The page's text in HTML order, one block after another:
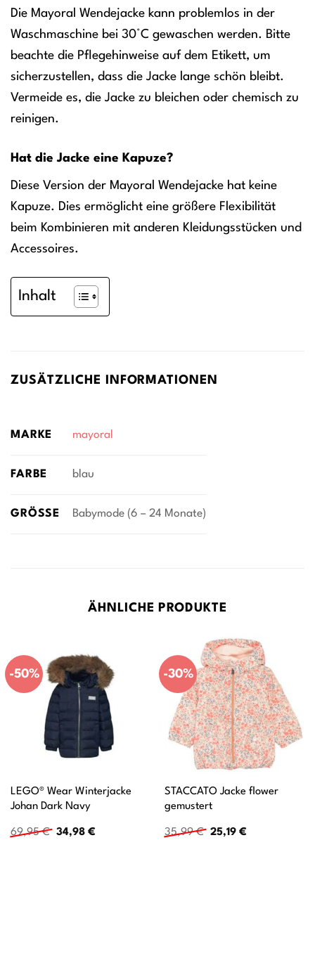
Die Mayoral Wendejacke kann problemlos in der
Waschmaschine bei 30°C gewaschen werden. Bitte
beachte die Pflegehinweise auf dem Etikett, um
sicherzustellen, dass die Jacke lange schön bleibt.
Vermeide es, die Jacke zu bleichen oder chemisch zu
reinigen.
Hat die Jacke eine Kapuze?
Diese Version der Mayoral Wendejacke hat keine
Kapuze. Dies ermöglicht eine größere Flexibilität
beim Kombinieren mit anderen Kleidungsstücken und
Accessoires.
Inhalt
ZUSÄTZLICHE INFORMATIONEN
MARKE mayoral
FARBE blau
GRÖSSE Babymode (6 – 24 Monate)
ÄHNLICHE PRODUKTE
-50%
LEGO® Wear Winterjacke
Johan Dark Navy
69,95€ Ursprünglicher
34,98 €Aktueller
-30%
STACCATO Jacke flower
gemustert
35,99€ Ursprünglicher
25,19 €Aktueller